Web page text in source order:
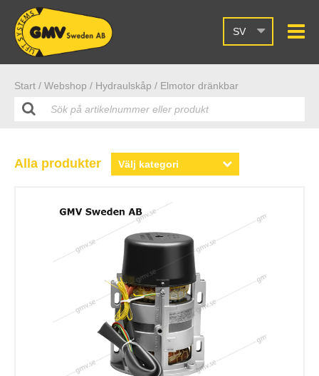
SV
Start / Webshop / Hydraulskåp / Elmotor dränkbar
Alla produkter